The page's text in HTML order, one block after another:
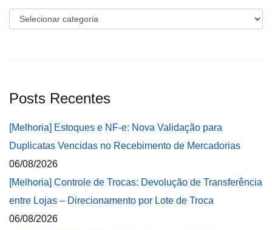
Categorias
Posts Recentes
[Melhoria] Estoques e NF-e: Nova Validação para
Duplicatas Vencidas no Recebimento de Mercadorias
06/08/2026
[Melhoria] Controle de Trocas: Devolução de Transferência
entre Lojas – Direcionamento por Lote de Troca
06/08/2026